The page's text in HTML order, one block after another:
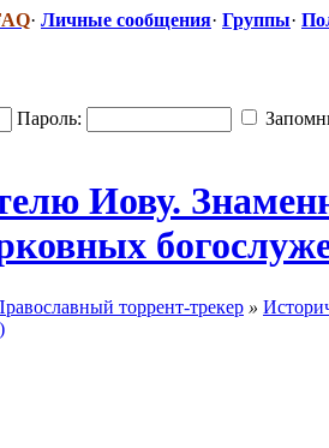
· Личные сообщения· Группы·
Пароль:
Иову.
торрент-трекер »